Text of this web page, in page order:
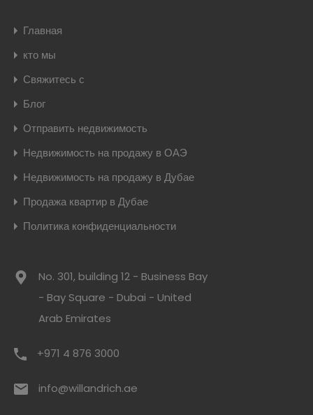
Главная
кто мы
Свяжитесь с
Блог
Отправить недвижимость
Недвижимость на продажу в ОАЭ
Недвижимость на продажу в Дубае
Продажа квартир в Дубае
Политика конфиденциальности
No. 301, building 12 - Business Bay
- Bay Square - Dubai - United
Arab Emirates
+971 4 876 3000
info@willandrich.ae